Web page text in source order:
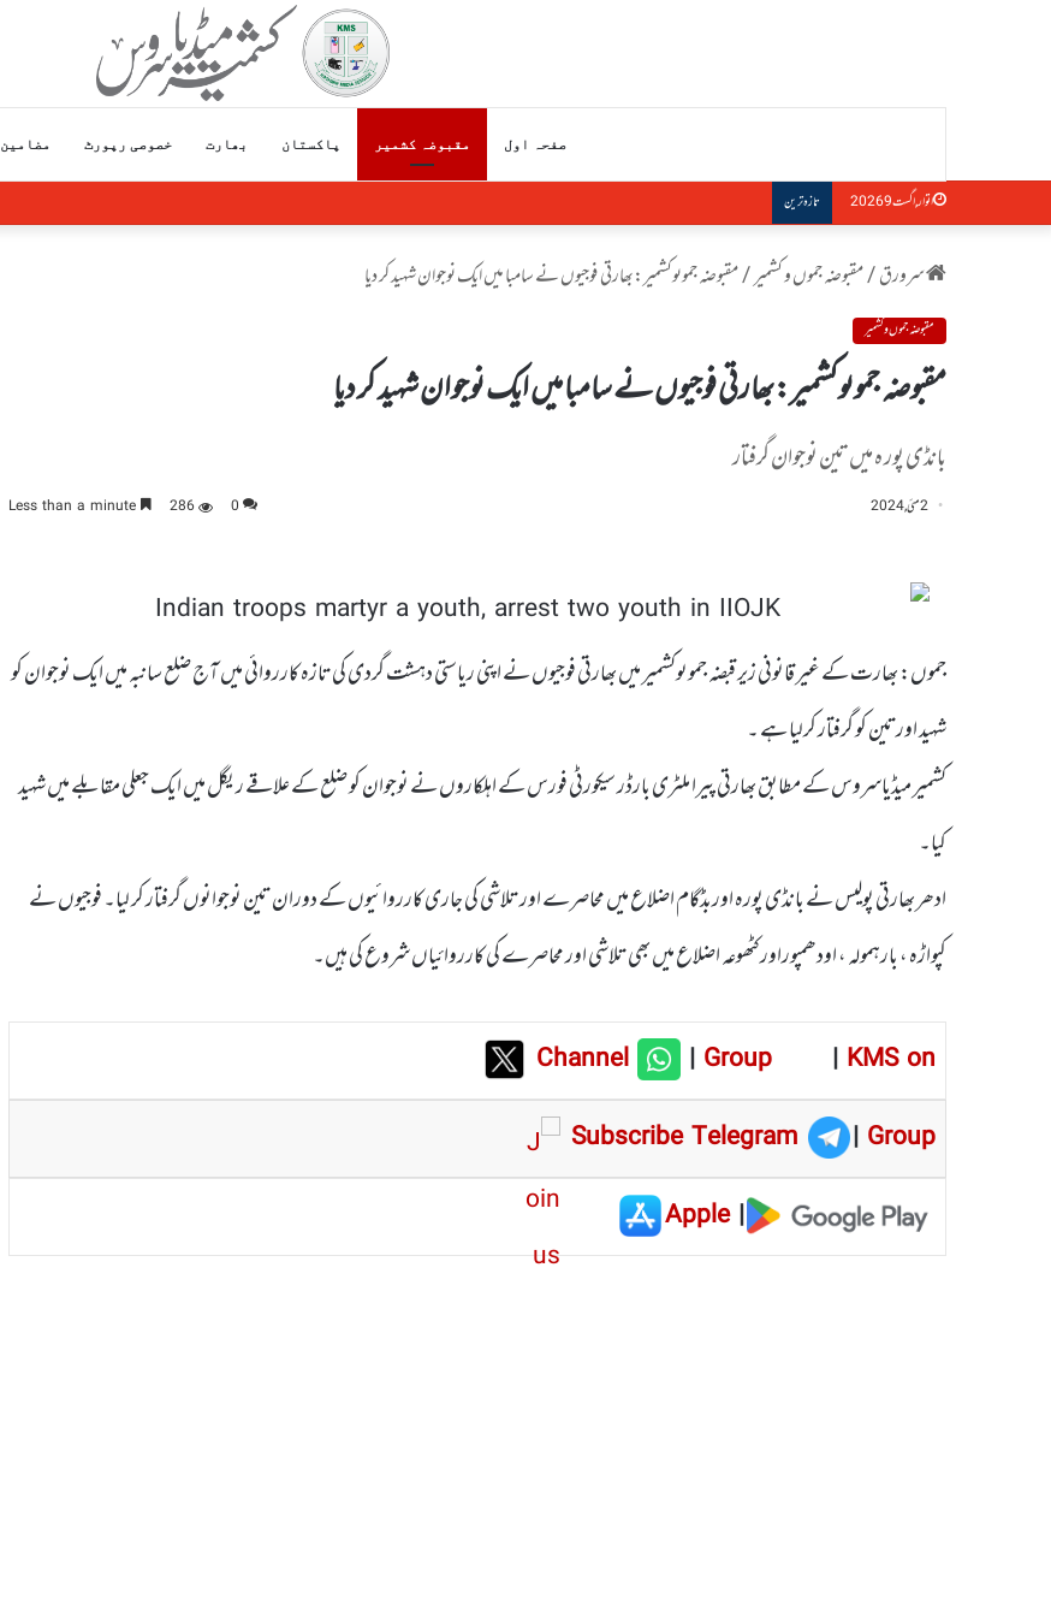
صفحہ اول مقبوضہ کشمیر پاکستان بھارت خصوصی رپورٹ مضامین
اتوار, اگست 9 2026 تازہ ترین
سرورق/مقبوضہ جموں و کشمیر/مقبوضہ جموںوکشمیر:بھارتی فوجیوں نے سامبا میں ایک نوجوان شہید کر دیا
مقبوضہ جموں و کشمیر
مقبوضہ جموںوکشمیر:بھارتی فوجیوں نے سامبا میں ایک نوجوان شہید کر دیا
بانڈی پور ہ میں تین نوجوان گرفتار
2 مئی, 2024 0
286
جموں: بھارت کے غیر قانونی زیر قبضہ جموںوکشمیر میں بھارتی فوجیوں نے اپنی ریاستی دہشت گردی کی تازہ کارروائی میں آج ضلع سانبہ میں ایک نوجوان کو
شہید اورتین کو گرفتار کرلیا ہے ۔
کشمیر میڈیاسروس کے مطابق بھارتی پیرا ملٹری بارڈر سیکورٹی فورس کے اہلکاروں نے نوجوان کو ضلع کے علاقے ریگل میں ایک جعلی مقابلے میں شہید
کیا۔
ادھر بھارتی پولیس نے بانڈی پورہ اوربڈگام اضلاع میں محاصرے اور تلاشی کی جاری کارروائیوں کے دوران تین نوجوانوں گرفتار کر لیا۔ فوجیوں نے
کپواڑہ ، بارہمولہ ، اودھمپوراور کٹھوعہ اضلاع میں بھی تلاشی اور محاصرے کی کارروائیاں شروع کی ہیں۔
Channel |Group | KMS on
Subscribe Telegram
| Group
|
Apple